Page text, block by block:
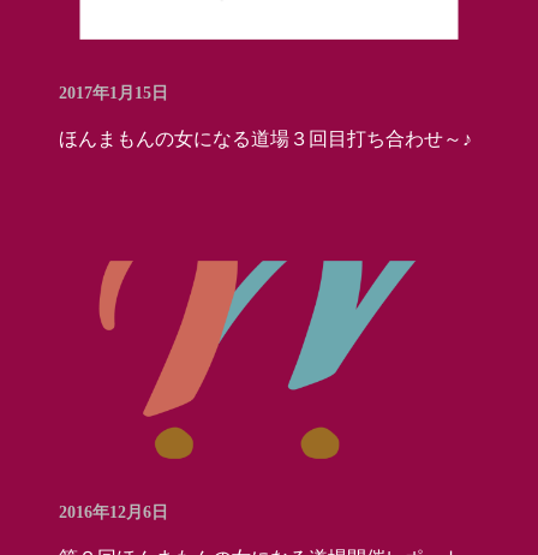
2017年1月15日
ほんまもんの女になる道場３回目打ち合わせ～♪
2016年12月6日